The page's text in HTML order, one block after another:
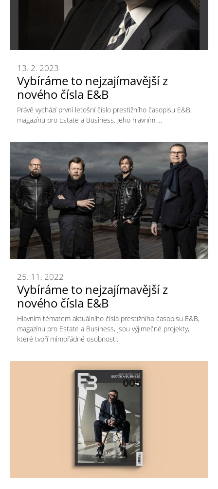
Vybíráme to nejzajímavější z
nového čísla E&B
13. 2. 2023
Právě vychází první letošní číslo prestižního časopisu E&B,
magazínu pro Estate a Business. Jeho hlavním …
Vybíráme to nejzajímavější z
nového čísla E&B
25. 11. 2022
Hlavním tématem aktuálního čísla prestižního časopisu E&B,
magazínu pro Estate a Business, jsou výjimečné projekty,
které tvoří mimořádné osobnosti.